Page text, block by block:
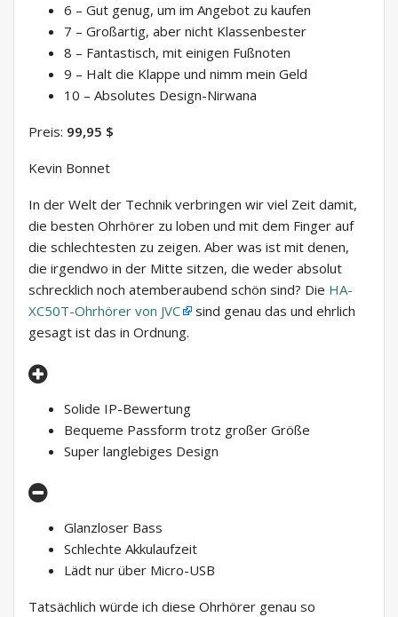
6 – Gut genug, um im Angebot zu kaufen
7 – Großartig, aber nicht Klassenbester
8 – Fantastisch, mit einigen Fußnoten
9 – Halt die Klappe und nimm mein Geld
10 – Absolutes Design-Nirwana
Preis: 99,95 $
Kevin Bonnet
In der Welt der Technik verbringen wir viel Zeit damit,
die besten Ohrhörer zu loben und mit dem Finger auf
die schlechtesten zu zeigen. Aber was ist mit denen,
die irgendwo in der Mitte sitzen, die weder absolut
schrecklich noch atemberaubend schön sind? Die HA-
XC50T-Ohrhörer von JVC
sind genau das und ehrlich
gesagt ist das in Ordnung.
Solide IP-Bewertung
Bequeme Passform trotz großer Größe
Super langlebiges Design
Glanzloser Bass
Schlechte Akkulaufzeit
Lädt nur über Micro-USB
Tatsächlich würde ich diese Ohrhörer genau so